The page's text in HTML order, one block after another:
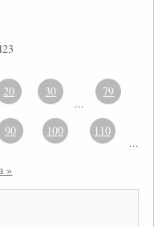
20 30
...
79
90 100 110
...
»